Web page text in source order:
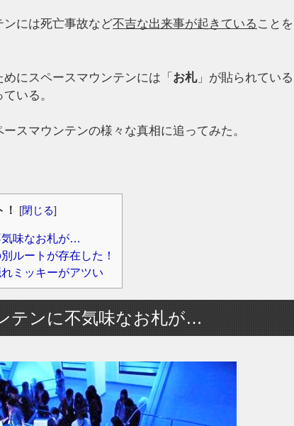
ンには死亡事故など不吉な出来事が起きている ことを
にスペースマウンテンには「 お札」が貼られている
いる。
スマウンテンの様々な真相に追ってみた。
[閉じる]
気味なお札が…
ルートが存在した！
ミッキーがアツい
テンに不気味なお札が…